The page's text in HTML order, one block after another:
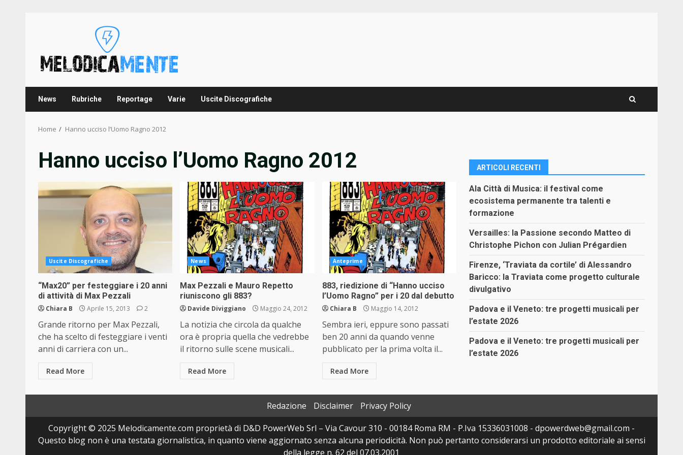
News Rubriche Reportage Varie Uscite Discografiche
Home Hanno ucciso l’Uomo Ragno 2012
Hanno ucciso l’Uomo Ragno 2012
Uscite Discografiche
“Max20” per festeggiare i 20 anni
di attività di Max Pezzali
Chiara B Aprile 15, 2013 2
Grande ritorno per Max Pezzali,
che ha scelto di festeggiare i venti
anni di carriera con un...
Read More
News
Max Pezzali e Mauro Repetto
riuniscono gli 883?
Davide Diviggiano Maggio 24, 2012
La notizia che circola da qualche
ora è propria quella che vedrebbe
il ritorno sulle scene musicali...
Read More
Anteprime
883, riedizione di “Hanno ucciso
l’Uomo Ragno” per i 20 dal debutto
Chiara B Maggio 14, 2012
Sembra ieri, eppure sono passati
ben 20 anni da quando venne
pubblicato per la prima volta il...
Read More
ARTICOLI RECENTI
Ala Città di Musica: il festival come
ecosistema permanente tra talenti e
formazione
Versailles: la Passione secondo Matteo di
Christophe Pichon con Julian Prégardien
Firenze, ‘Traviata da cortile’ di Alessandro
Baricco: la Traviata come progetto culturale
divulgativo
Padova e il Veneto: tre progetti musicali per
l’estate 2026
Padova e il Veneto: tre progetti musicali per
l’estate 2026
Redazione Disclaimer
Privacy Policy
Copyright © 2025 Melodicamente.com proprietà di D&D PowerWeb Srl – Via Cavour 310 - 00184 Roma RM - P.Iva 15336031008 - dpowerdweb@gmail.com -
Questo blog non è una testata giornalistica, in quanto viene aggiornato senza alcuna periodicità. Non può pertanto considerarsi un prodotto editoriale ai sensi
della legge n. 62 del 07.03.2001